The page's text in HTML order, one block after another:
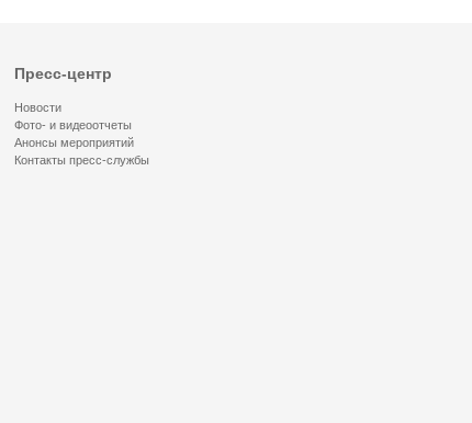
Пресс-центр
Новости
Фото- и видеоотчеты
Анонсы мероприятий
Контакты пресс-службы